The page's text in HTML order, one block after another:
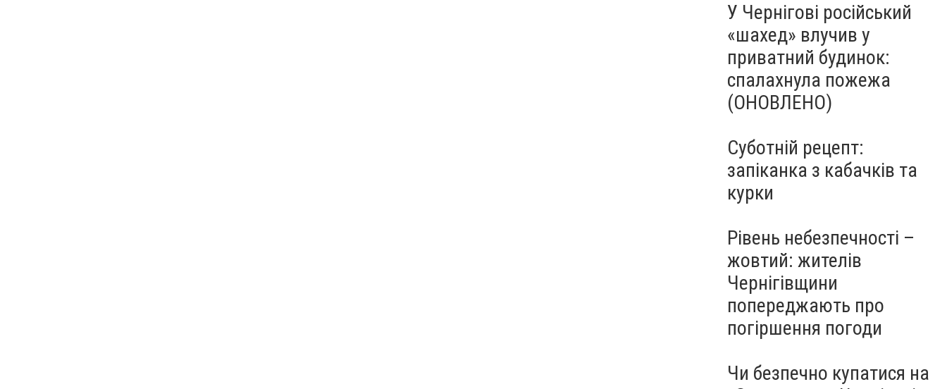
У Чернігові російський
«шахед» влучив у
приватний будинок:
спалахнула пожежа
(ОНОВЛЕНО)
Суботній рецепт:
запіканка з кабачків та
курки
Рівень небезпечності –
жовтий: жителів
Чернігівщини
попереджають про
погіршення погоди
Чи безпечно купатися на